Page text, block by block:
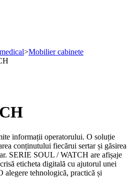
>Mobilier cabinete
informații operatorului. O soluție
conținutului fiecărui sertar și găsirea
SERIE SOUL / WATCH are afișaje
eticheta digitală cu ajutorul unei
alegere tehnologică, practică și